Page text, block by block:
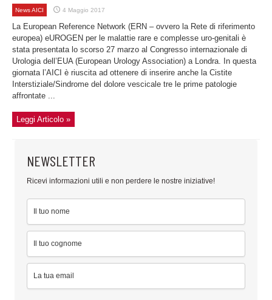
News AICI 4 Maggio 2017
La European Reference Network (ERN – ovvero la Rete di riferimento
europea) eUROGEN per le malattie rare e complesse uro-genitali è
stata presentata lo scorso 27 marzo al Congresso internazionale di
Urologia dell’EUA (European Urology Association) a Londra. In questa
giornata l’AICI è riuscita ad ottenere di inserire anche la Cistite
Interstiziale/Sindrome del dolore vescicale tre le prime patologie
affrontate ...
Leggi Articolo »
NEWSLETTER
Ricevi informazioni utili e non perdere le nostre iniziative!